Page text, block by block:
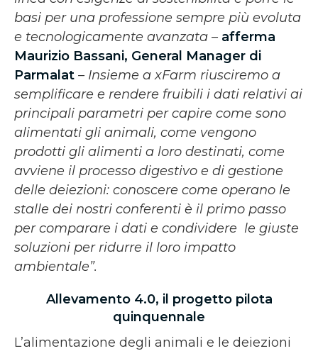
basi per una professione sempre più evoluta
e tecnologicamente avanzata – afferma
Maurizio Bassani, General Manager di
Parmalat – Insieme a xFarm riusciremo a
semplificare e rendere fruibili i dati relativi ai
principali parametri per capire come sono
alimentati gli animali, come vengono
prodotti gli alimenti a loro destinati, come
avviene il processo digestivo e di gestione
delle deiezioni: conoscere come operano le
stalle dei nostri conferenti è il primo passo
per comparare i dati e condividere le giuste
soluzioni per ridurre il loro impatto
ambientale”.
Allevamento 4.0, il progetto pilota
quinquennale
L’alimentazione degli animali e le deiezioni